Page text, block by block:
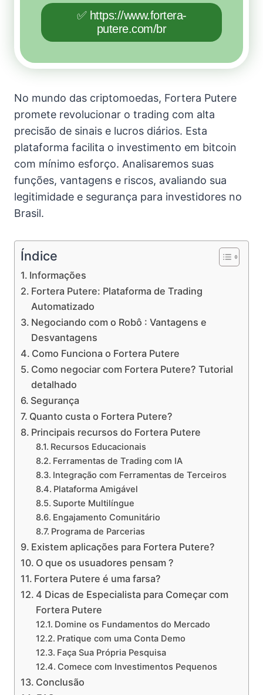
✅ https://www.fortera-
putere.com/br
No mundo das criptomoedas, Fortera Putere
promete revolucionar o trading com alta
precisão de sinais e lucros diários. Esta
plataforma facilita o investimento em bitcoin
com mínimo esforço. Analisaremos suas
funções, vantagens e riscos, avaliando sua
legitimidade e segurança para investidores no
Brasil.
Índice
Informações
Fortera Putere: Plataforma de Trading
Automatizado
Negociando com o Robô : Vantagens e
Desvantagens
Como Funciona o Fortera Putere
Como negociar com Fortera Putere? Tutorial
detalhado
Segurança
Quanto custa o Fortera Putere?
Principais recursos do Fortera Putere
Recursos Educacionais
Ferramentas de Trading com IA
Integração com Ferramentas de Terceiros
Plataforma Amigável
Suporte Multilíngue
Engajamento Comunitário
Programa de Parcerias
Existem aplicações para Fortera Putere?
O que os usuadores pensam ?
Fortera Putere é uma farsa?
4 Dicas de Especialista para Começar com
Fortera Putere
Domine os Fundamentos do Mercado
Pratique com uma Conta Demo
Faça Sua Própria Pesquisa
Comece com Investimentos Pequenos
Conclusão